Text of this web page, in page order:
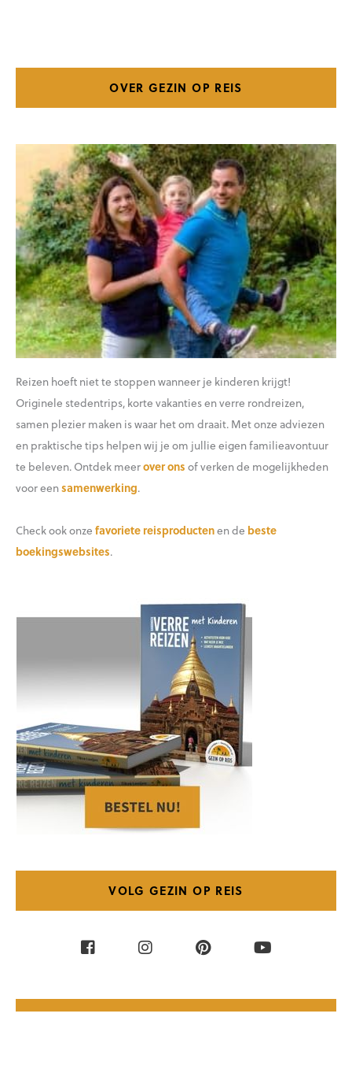
OVER GEZIN OP REIS
Reizen hoeft niet te stoppen wanneer je kinderen krijgt!
Originele stedentrips, korte vakanties en verre rondreizen,
samen plezier maken is waar het om draait. Met onze adviezen
en praktische tips helpen wij je om jullie eigen familieavontuur
te beleven. Ontdek meerover onsof verken de mogelijkheden
voor eensamenwerking.
Check ook onzefavoriete reisproductenen de beste
boekingswebsites.
VOLG GEZIN OP REIS